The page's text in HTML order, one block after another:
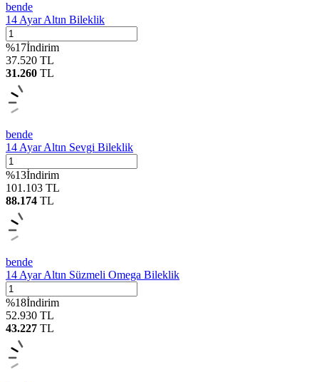
bende
14 Ayar Altın Bileklik
%17İndirim
37.520 TL
31.260 TL
bende
14 Ayar Altın Sevgi Bileklik
%13İndirim
101.103 TL
88.174 TL
bende
14 Ayar Altın Süzmeli Omega Bileklik
%18İndirim
52.930 TL
43.227 TL